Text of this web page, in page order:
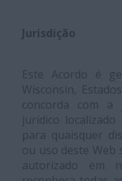
Jurisdição
Este Acordo é
Wisconsin,
concorda com a
jurídico localizado
para quaisquer
ou uso deste Web
autorizado em